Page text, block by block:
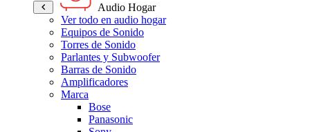
Audio Hogar
Ver todo en audio hogar
Equipos de Sonido
Torres de Sonido
Parlantes y Subwoofer
Barras de Sonido
Amplificadores
Marca
Bose
Panasonic